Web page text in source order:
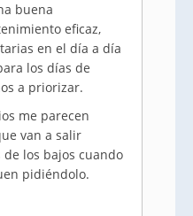
buena
eficaz,
en el día a día
los días de
a priorizar.
me parecen
van a salir
los bajos cuando
pidiéndolo.